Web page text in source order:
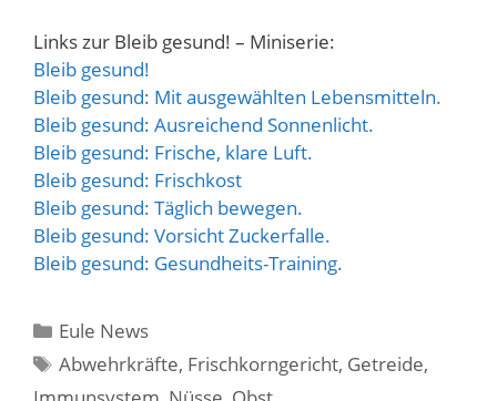
Links zur Bleib gesund! – Miniserie:
Bleib gesund!
Bleib gesund: Mit ausgewählten Lebensmitteln.
Bleib gesund: Ausreichend Sonnenlicht.
Bleib gesund: Frische, klare Luft.
Bleib gesund: Frischkost
Bleib gesund: Täglich bewegen.
Bleib gesund: Vorsicht Zuckerfalle.
Bleib gesund: Gesundheits-Training.
Kategorien
Eule News
Schlagwörter
Abwehrkräfte, Frischkorngericht, Getreide,